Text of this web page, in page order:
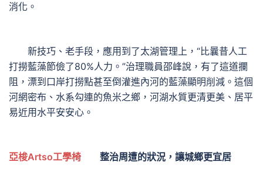
消化。
新技巧、老手段，應用到了太湖管理上，“比曩昔人工
打撈藍藻節儉了80%人力。”治理職員邵峰說，有了這道攔
阻，漂到口岸打撈點甚至倒灌進內河的藍藻顯明削減。這個
河網密布、水系勾連的魚米之鄉，河湖水質更清更美、居平
易近用水平安安心。
亞梭Artso工學椅 整治周遭的狀況，讓城鄉更宜居